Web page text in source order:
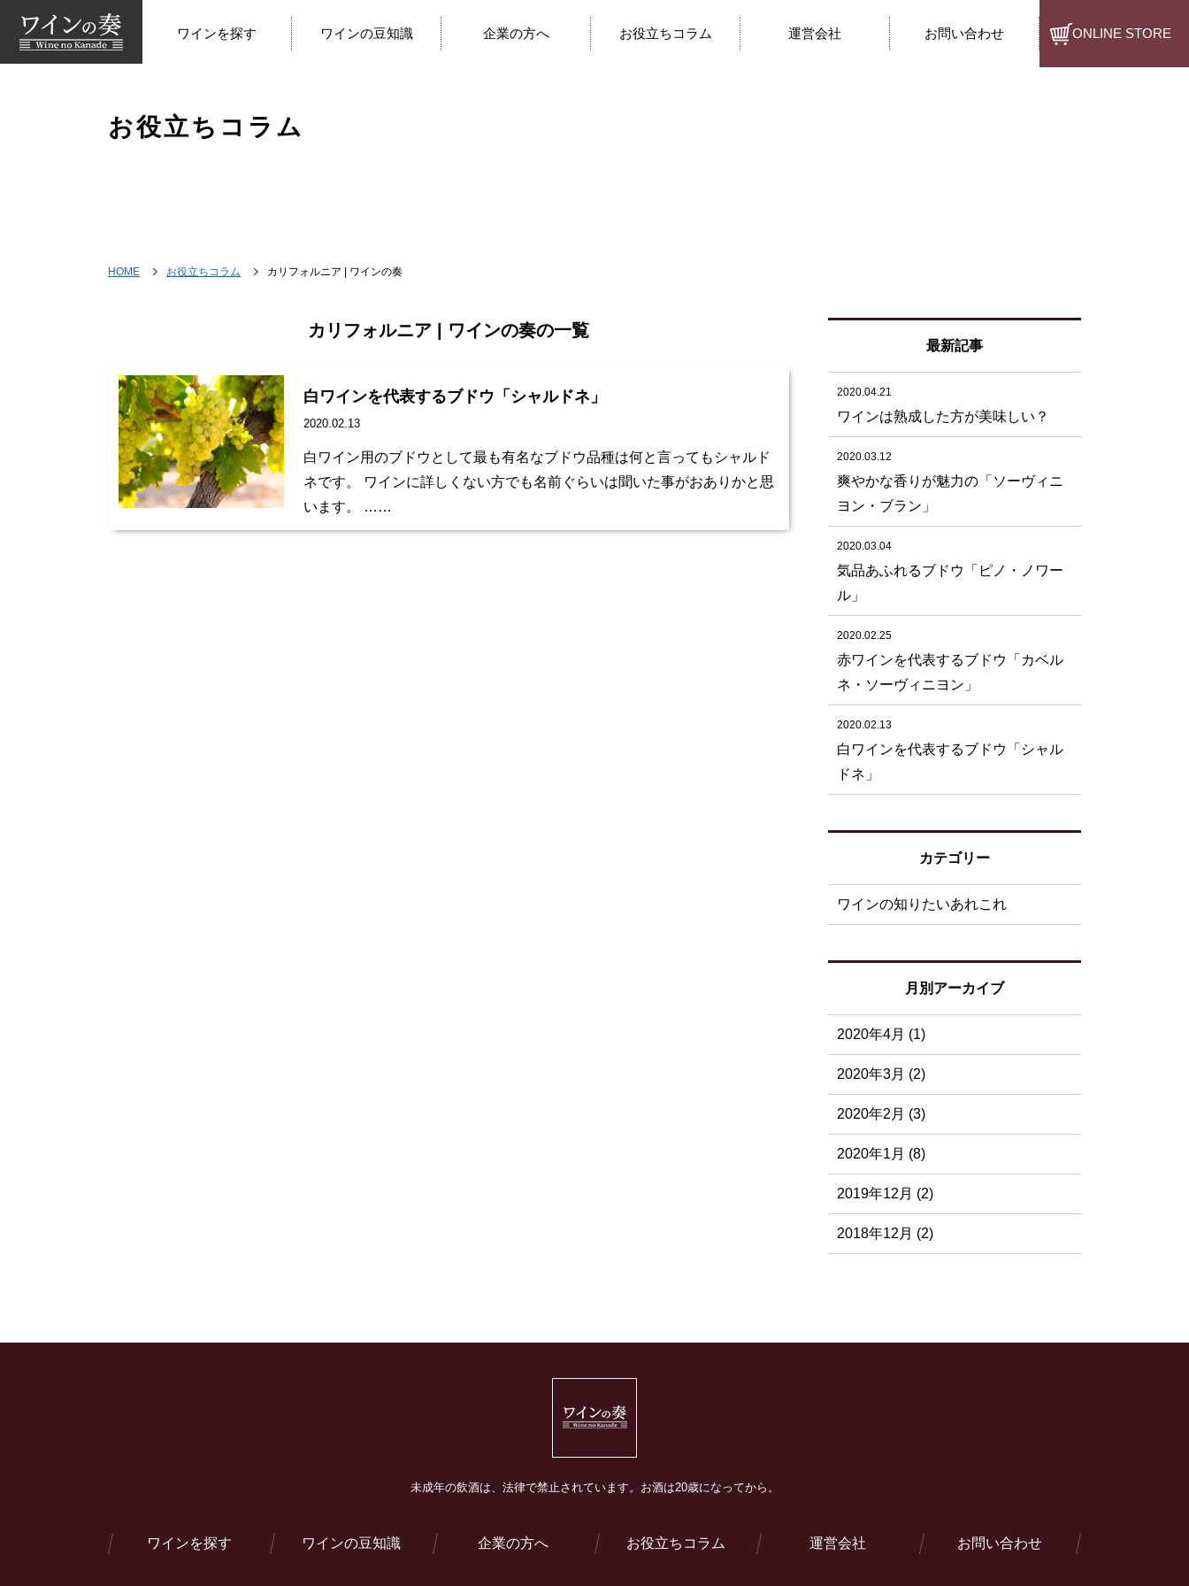
ワインを探す ワインの豆知識 企業の方へ お役立ちコラム 運営会社 お問い合わせ ONLINE STORE
お役立ちコラム
HOME お役立ちコラム カリフォルニア | ワインの奏
カリフォルニア | ワインの奏の一覧
白ワインを代表するブドウ「シャルドネ」
2020.02.13
白ワイン用のブドウとして最も有名なブドウ品種は何と言ってもシャルド
ネです。 ワインに詳しくない方でも名前ぐらいは聞いた事がおありかと思
います。 ……
最新記事
2020.04.21
ワインは熟成した方が美味しい？
2020.03.12
爽やかな香りが魅力の「ソーヴィニ
ヨン・ブラン」
2020.03.04
気品あふれるブドウ「ピノ・ノワー
ル」
2020.02.25
赤ワインを代表するブドウ「カベル
ネ・ソーヴィニヨン」
2020.02.13
白ワインを代表するブドウ「シャル
ドネ」
カテゴリー
ワインの知りたいあれこれ
月別アーカイブ
2020年4月 (1)
2020年3月 (2)
2020年2月 (3)
2020年1月 (8)
2019年12月 (2)
2018年12月 (2)
未成年の飲酒は、法律で禁止されています。 お酒は20歳になってから。
ワインを探す ワインの豆知識 企業の方へ お役立ちコラム 運営会社 お問い合わせ